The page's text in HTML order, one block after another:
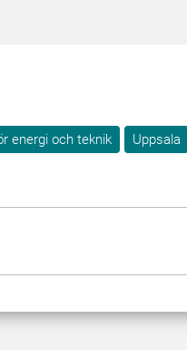
energi och teknik
Uppsala